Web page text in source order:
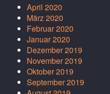
April 2020
März 2020
Februar 2020
Januar 2020
Dezember 2019
November 2019
Oktober 2019
September 2019